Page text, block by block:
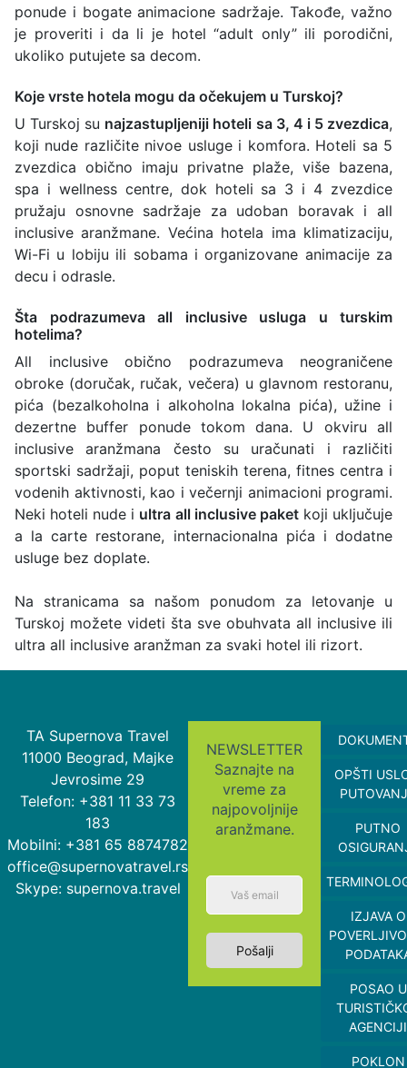
ponude i bogate animacione sadržaje. Takođe, važno
je proveriti i da li je hotel “adult only” ili porodični,
ukoliko putujete sa decom.
Koje vrste hotela mogu da očekujem u Turskoj?
U Turskoj su najzastupljeniji hoteli sa 3, 4 i 5 zvezdica,
koji nude različite nivoe usluge i komfora. Hoteli sa 5
zvezdica obično imaju privatne plaže, više bazena,
spa i wellness centre, dok hoteli sa 3 i 4 zvezdice
pružaju osnovne sadržaje za udoban boravak i all
inclusive aranžmane. Većina hotela ima klimatizaciju,
Wi-Fi u lobiju ili sobama i organizovane animacije za
decu i odrasle.
Šta podrazumeva all inclusive usluga u turskim
hotelima?
All inclusive obično podrazumeva neograničene
obroke (doručak, ručak, večera) u glavnom restoranu,
pića (bezalkoholna i alkoholna lokalna pića), užine i
dezertne buffer ponude tokom dana. U okviru all
inclusive aranžmana često su uračunati i različiti
sportski sadržaji, poput teniskih terena, fitnes centra i
vodenih aktivnosti, kao i večernji animacioni programi.
Neki hoteli nude i ultra all inclusive paketkoji uključuje
a la carte restorane, internacionalna pića i dodatne
usluge bez doplate.
Na stranicama sa našom ponudom za letovanje u
Turskoj možete videti šta sve obuhvata all inclusive ili
ultra all inclusive aranžman za svaki hotel ili rizort.
TA Supernova Travel
11000 Beograd, Majke
Jevrosime 29
Telefon: +381 11 33 73
183
Mobilni: +381 65 8874782
office@supernovatravel.rs
Skype: supernova.travel
NEWSLETTER
Saznajte na
vreme za
najpovoljnije
aranžmane.
Pošalji
OPŠTI
PUTNO
IZJAVA O
POSAO U
AGENCIJI
POKLON